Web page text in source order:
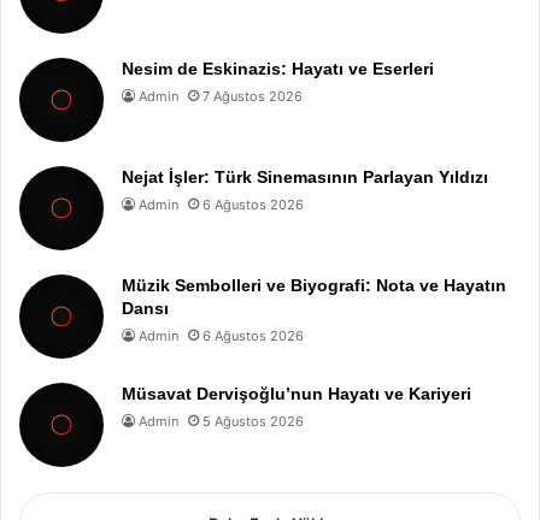
Nesim de Eskinazis: Hayatı ve Eserleri
Admin 7 Ağustos 2026
Nejat İşler: Türk Sinemasının Parlayan Yıldızı
Admin 6 Ağustos 2026
Müzik Sembolleri ve Biyografi: Nota ve Hayatın
Dansı
Admin 6 Ağustos 2026
Müsavat Dervişoğlu’nun Hayatı ve Kariyeri
Admin 5 Ağustos 2026